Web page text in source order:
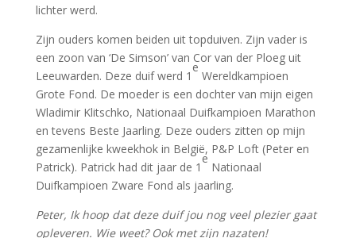
lichter werd.
Zijn ouders komen beiden uit topduiven. Zijn vader is
een zoon van ‘De Simson’ van Cor van der Ploeg uit
Leeuwarden. Deze duif werd 1
e
Wereldkampioen
Grote Fond. De moeder is een dochter van mijn eigen
Wladimir Klitschko, Nationaal Duifkampioen Marathon
en tevens Beste Jaarling. Deze ouders zitten op mijn
gezamenlijke kweekhok in België, P&P Loft (Peter en
Patrick). Patrick had dit jaar de 1
e
Nationaal
Duifkampioen Zware Fond als jaarling.
Peter, Ik hoop dat deze duif jou nog veel plezier gaat
opleveren. Wie weet? Ook met zijn nazaten!